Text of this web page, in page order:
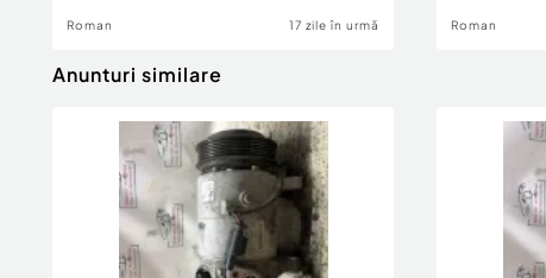
Roman 17 zile în urmă Roman
Anunturi similare